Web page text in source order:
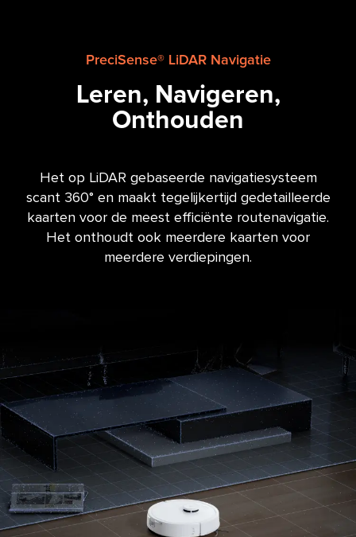
PreciSense® LiDAR Navigatie
Leren, Navigeren,
Onthouden
Het op LiDAR gebaseerde navigatiesysteem
scant 360° en maakt tegelijkertijd gedetailleerde
kaarten voor de meest efficiënte routenavigatie.
Het onthoudt ook meerdere kaarten voor
meerdere verdiepingen.